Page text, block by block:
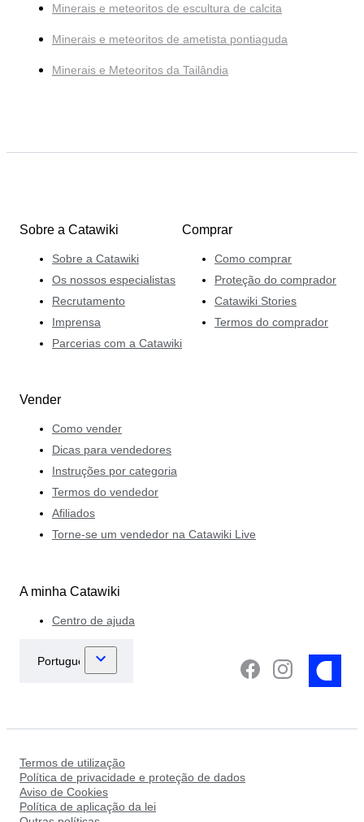
Minerais e meteoritos de escultura de calcita
Minerais e meteoritos de ametista pontiaguda
Minerais e Meteoritos da Tailândia
Sobre a Catawiki
Sobre a Catawiki
Os nossos especialistas
Recrutamento
Imprensa
Parcerias com a Catawiki
Comprar
Como comprar
Proteção do comprador
Catawiki Stories
Termos do comprador
Vender
Como vender
Dicas para vendedores
Instruções por categoria
Termos do vendedor
Afiliados
Torne-se um vendedor na Catawiki Live
A minha Catawiki
Centro de ajuda
Termos de utilização
Política de privacidade e proteção de dados
Aviso de Cookies
Política de aplicação da lei